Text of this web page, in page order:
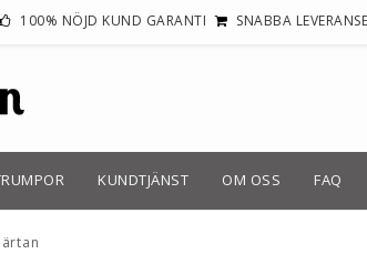
100% NÖJD KUND GARANTI SNABBA
KUNDTJÄNST OM OSS FAQ